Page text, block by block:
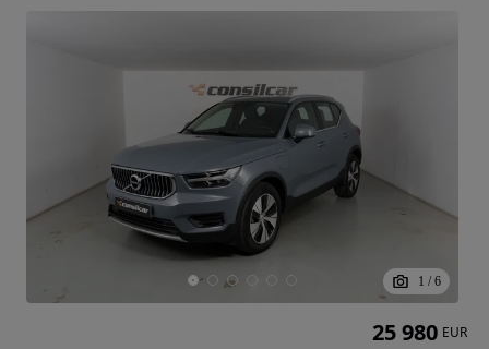
1 / 6
25 980 EUR